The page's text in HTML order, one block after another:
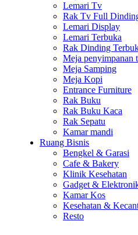
Lemari Tv
Rak Tv Full
Lemari Display
Lemari Terbuka
Rak Dinding
Meja penyimpanan
Meja Samping
Meja Kopi
Entrance Furniture
Rak Buku
Rak Buku Kaca
Rak Sepatu
Kamar mandi
Ruang Bisnis
Bengkel & Garasi
Cafe & Bakery
Klinik Kesehatan
Gadget &
Kamar Kos
Kesehatan &
Resto